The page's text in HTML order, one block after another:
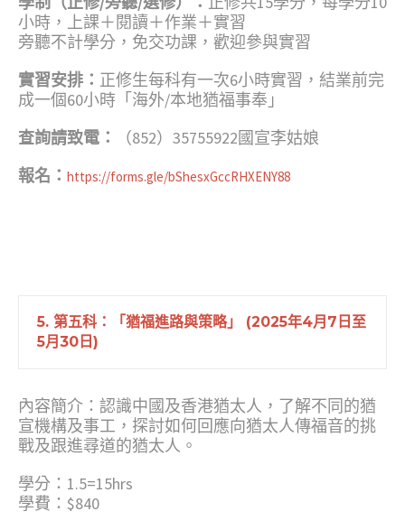
小時，上課＋閱讀＋作業＋實習
旁聽不計學分，免交功課，歡迎參與實習
實習安排： 正修生每科有一次6小時實習，結業前完
成一個60小時「海外/本地猶福事奉」
查詢請致電：
（852）35755922國宣李姑娘
報名： https://forms.gle/bShesxGccRHXENY88
5. 第五科：「猶福進路與策略」 (2025年4月7日至
5月30日)
內容簡介：認識中國及香港猶太人，了解不同的猶
宣機構及事工，探討如何回應向猶太人傳福音的挑
戰及跟進尋道的猶太人。
學分：1.5=15hrs
學費：$840